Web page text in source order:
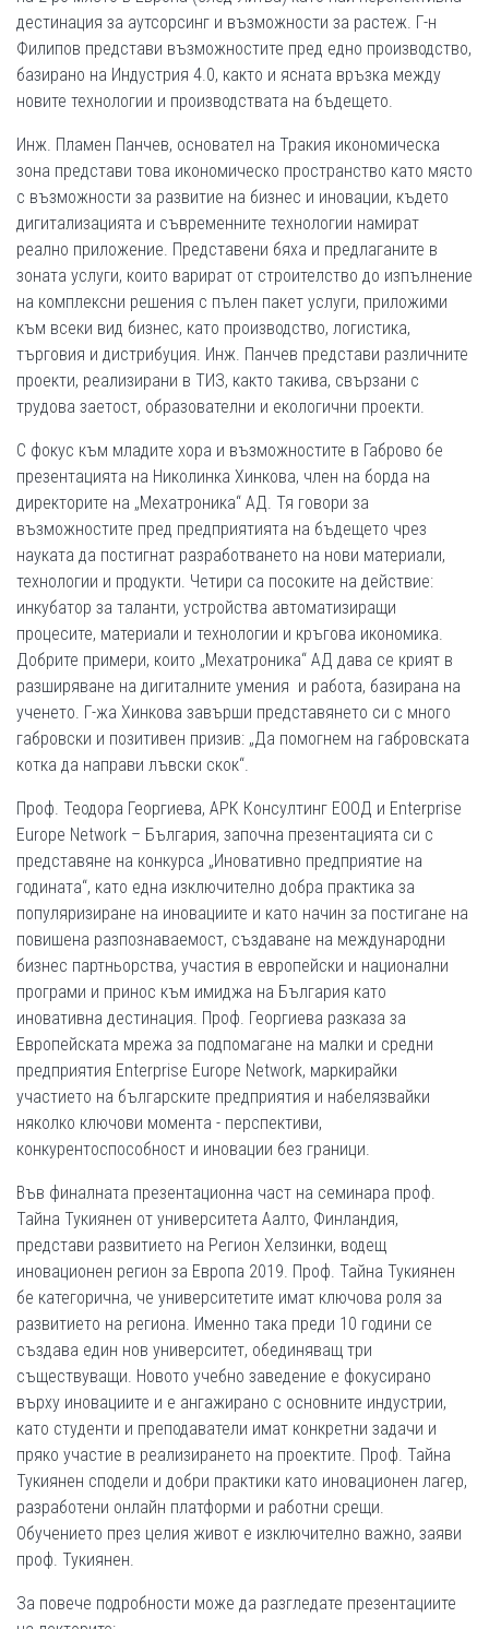
дестинация за аутсорсинг и възможности за растеж. Г-н
Филипов представи възможностите пред едно производство,
базирано на Индустрия 4.0, както и ясната връзка между
новите технологии и производствата на бъдещето.
Инж. Пламен Панчев, основател на Тракия икономическа
зона представи това икономическо пространство като място
с възможности за развитие на бизнес и иновации, където
дигитализацията и съвременните технологии намират
реално приложение. Представени бяха и предлаганите в
зоната услуги, които варират от строителство до изпълнение
на комплексни решения с пълен пакет услуги, приложими
към всеки вид бизнес, като производство, логистика,
търговия и дистрибуция. Инж. Панчев представи различните
проекти, реализирани в ТИЗ, както такива, свързани с
трудова заетост, образователни и екологични проекти.
С фокус към младите хора и възможностите в Габрово бе
презентацията на Николинка Хинкова, член на борда на
директорите на „Мехатроника“ АД. Тя говори за
възможностите пред предприятията на бъдещето чрез
науката да постигнат разработването на нови материали,
технологии и продукти. Четири са посоките на действие:
инкубатор за таланти, устройства автоматизиращи
процесите, материали и технологии и кръгова икономика.
Добрите примери, които „Мехатроника“ АД дава се крият в
разширяване на дигиталните умения и работа, базирана на
ученето. Г-жа Хинкова завърши представянето си с много
габровски и позитивен призив: „Да помогнем на габровската
котка да направи лъвски скок“.
Проф. Теодора Георгиева, АРК Консултинг ЕООД и Enterprise
Europe Network – България, започна презентацията си с
представяне на конкурса „Иновативно предприятие на
годината“, като една изключително добра практика за
популяризиране на иновациите и като начин за постигане на
повишена разпознаваемост, създаване на международни
бизнес партньорства, участия в европейски и национални
програми и принос към имиджа на България като
иновативна дестинация. Проф. Георгиева разказа за
Европейската мрежа за подпомагане на малки и средни
предприятия Enterprise Europe Network, маркирайки
участието на българските предприятия и набелязвайки
няколко ключови момента - перспективи,
конкурентоспособност и иновации без граници.
Във финалната презентационна част на семинара проф.
Тайна Тукиянен от университета Аалто, Финландия,
представи развитието на Регион Хелзинки, водещ
иновационен регион за Европа 2019. Проф. Тайна Тукиянен
бе категорична, че университетите имат ключова роля за
развитието на региона. Именно така преди 10 години се
създава един нов университет, обединяващ три
съществуващи. Новото учебно заведение е фокусирано
върху иновациите и е ангажирано с основните индустрии,
като студенти и преподаватели имат конкретни задачи и
пряко участие в реализирането на проектите. Проф. Тайна
Тукиянен сподели и добри практики като иновационен лагер,
разработени онлайн платформи и работни срещи.
Обучението през целия живот е изключително важно, заяви
проф. Тукиянен.
За повече подробности може да разгледате презентациите